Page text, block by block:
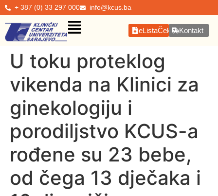
+ 387 (0) 33 297 000 info@kcus.ba
eListaČekanjaKontakt
U toku proteklog
vikenda na Klinici za
ginekologiju i
porodiljstvo KCUS-a
rođene su 23 bebe,
od čega 13 dječaka i